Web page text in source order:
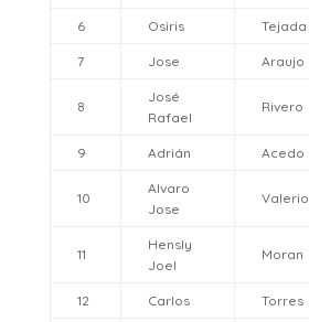
6 Osiris Tejada
7 Jose Araujo
8
José
Rafael
Rivero
9 Adrián Acedo
10
Alvaro
Jose
Valerio
11
Hensly
Joel
Moran
12 Carlos Torres